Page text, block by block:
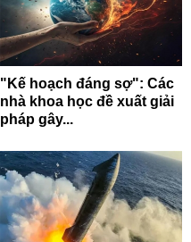
"Kế hoạch đáng sợ": Các
nhà khoa học đề xuất giải
pháp gây...